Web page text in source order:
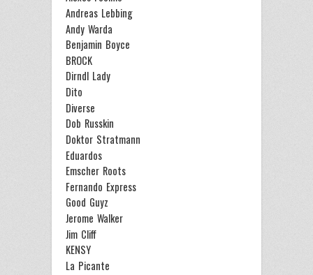
Andreas Lebbing
Andy Warda
Benjamin Boyce
BROCK
Dirndl Lady
Dito
Diverse
Dob Russkin
Doktor Stratmann
Eduardos
Emscher Roots
Fernando Express
Good Guyz
Jerome Walker
Jim Cliff
KENSY
La Picante